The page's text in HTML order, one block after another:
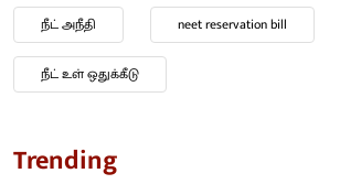
நீட் அநீதி neet reservation bill
நீட் உள் ஒதுக்கீடு
Trending